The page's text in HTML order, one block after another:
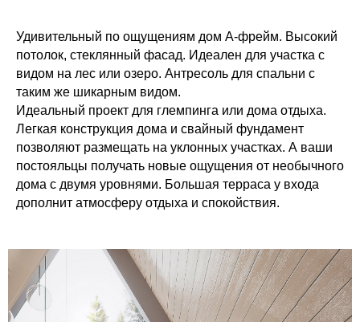
Удивительный по ощущениям дом А-фрейм. Высокий
потолок, стеклянный фасад. Идеален для участка с
видом на лес или озеро. Антресоль для спальни с
таким же шикарным видом.
Идеальный проект для глемпинга или дома отдыха.
Легкая конструкция дома и свайный фундамент
позволяют размещать на уклонных участках. А ваши
постояльцы получать новые ощущения от необычного
дома с двумя уровнями. Большая терраса у входа
дополнит атмосферу отдыха и спокойствия.